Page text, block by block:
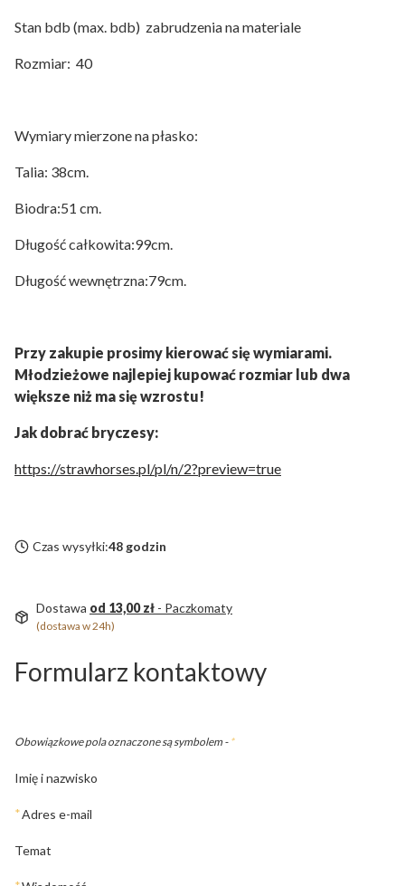
Stan bdb (max. bdb) zabrudzenia na materiale
Rozmiar: 40
Wymiary mierzone na płasko:
Talia: 38cm.
Biodra:51 cm.
Długość całkowita:99cm.
Długość wewnętrzna:79cm.
Przy zakupie prosimy kierować się wymiarami.
Młodzieżowe najlepiej kupować rozmiar lub dwa
większe niż ma się wzrostu!
Jak dobrać bryczesy:
https://strawhorses.pl/pl/n/2?preview=true
Czas wysyłki:48 godzin
Dostawa od 13,00 zł - Paczkomaty
(dostawa w 24h)
Formularz kontaktowy
Obowiązkowe pola oznaczone są symbolem - *
Imię i nazwisko
*Adres e-mail
Temat